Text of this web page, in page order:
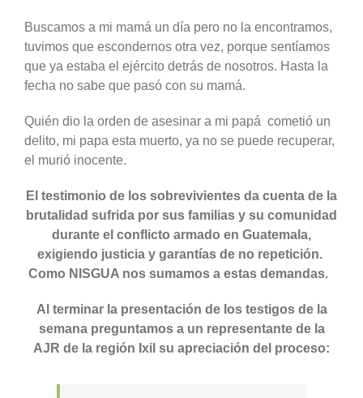
Buscamos a mi mamá un día pero no la encontramos,
tuvimos que escondernos otra vez, porque sentíamos
que ya estaba el ejército detrás de nosotros. Hasta la
fecha no sabe que pasó con su mamá.
Quién dio la orden de asesinar a mi papá cometió un
delito, mi papa esta muerto, ya no se puede recuperar,
el murió inocente.
El testimonio de los sobrevivientes da cuenta de la
brutalidad sufrida por sus familias y su comunidad
durante el conflicto armado en Guatemala,
exigiendo justicia y garantías de no repetición.
Como NISGUA nos sumamos a estas demandas.
Al terminar la presentación de los testigos de la
semana preguntamos a un representante de la
AJR de la región Ixil su apreciación del proceso: